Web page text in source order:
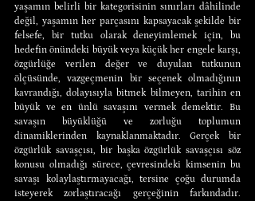
yaşamın belirli bir kategorisinin sınırları dâhilinde
değil, yaşamın her parçasını kapsayacak şekilde bir
felsefe, bir tutku olarak deneyimlemek için, bu
hedefin önündeki büyük veya küçük her engele karşı,
özgürlüğe verilen değer ve duyulan tutkunun
ölçüsünde, vazgeçmenin bir seçenek olmadığının
kavrandığı, dolayısıyla bitmek bilmeyen, tarihin en
büyük ve en ünlü savaşını vermek demektir. Bu
savaşın büyüklüğü ve zorluğu toplumun
dinamiklerinden kaynaklanmaktadır. Gerçek bir
özgürlük savaşçısı, bir başka özgürlük savaşçısı söz
konusu olmadığı sürece, çevresindeki kimsenin bu
savaşı kolaylaştırmayacağı, tersine çoğu durumda
isteyerek zorlaştıracağı gerçeğinin farkındadır.